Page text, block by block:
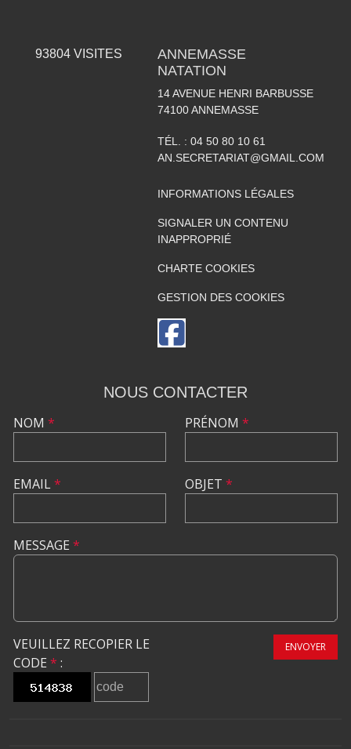
93804VISITES
ANNEMASSE
NATATION
14 AVENUE HENRI BARBUSSE
74100 ANNEMASSE
TÉL. : 04 50 80 10 61
AN.SECRETARIAT@GMAIL.COM
INFORMATIONS LÉGALES
SIGNALER UN CONTENU
INAPPROPRIÉ
CHARTE COOKIES
GESTION DES COOKIES
NOUS CONTACTER
NOM *
EMAIL*
PRÉNOM *
OBJET *
MESSAGE *
VEUILLEZ RECOPIER LE
CODE * :
ENVOYER